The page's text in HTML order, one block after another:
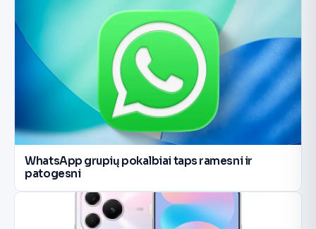
WhatsApp grupių pokalbiai taps ramesni ir
patogesni